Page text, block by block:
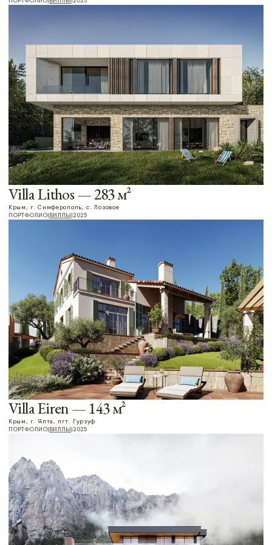
Cloud House — 236 м²
Крым, г. Алушта, с. Лучистое
ПОРТФОЛИО
ОТКРЫТЬ
Cembalo — 459 м²
Крым, г. Севастополь, мкр-н. Фиолент
ОТКРЫТЬ
Villa Escondida — 109 м²
Крым, г. Севастополь
ПОРТФОЛИО|ВИЛЛЫ|2025
ОТКРЫТЬ
Riflessa — 95 м²
Крым, г. Симферополь, ЖК «Альфа»
ПОРТФОЛИО|ИНТЕРЬЕРЫ|2025